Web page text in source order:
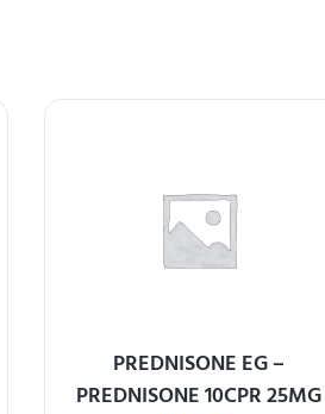
PREDNISONE EG –
PREDNISONE 10CPR 25MG